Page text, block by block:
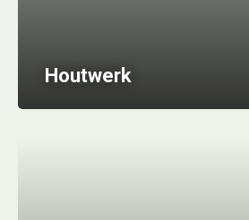
Houtwerk